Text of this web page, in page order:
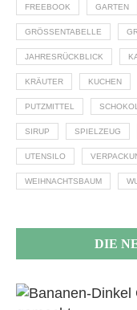
FREEBOOK GARTEN
GRÖSSENTABELLE
JAHRESRÜCKBLICK
KRÄUTER KUCHEN
PUTZMITTEL
SIRUP SPIELZEUG
UTENSILO
WEIHNACHTSBAUM
DIE